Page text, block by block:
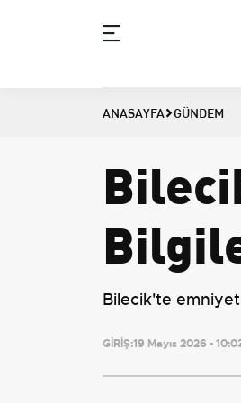
ANASAYFA GÜNDEM
Bilecik'te emniyet
GİRİŞ:19 Mayıs 2026 -